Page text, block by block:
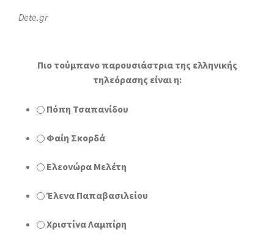
Dete.gr
Πιο τούμπανο παρουσιάστρια της ελληνικής
τηλεόρασης είναι η:
Πόπη Τσαπανίδου
Φαίη Σκορδά
Ελεονώρα Μελέτη
Έλενα Παπαβασιλείου
Χριστίνα Λαμπίρη